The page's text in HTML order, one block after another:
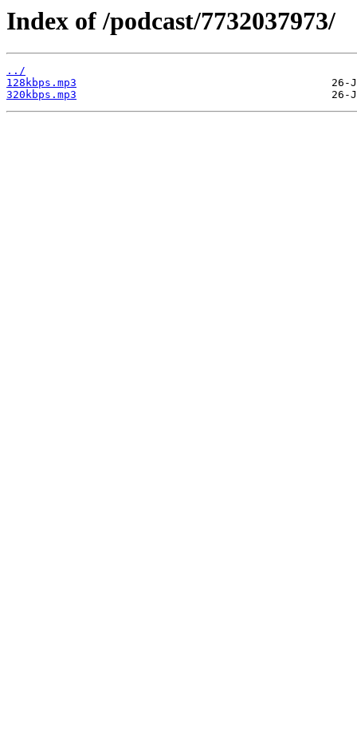
Index of /podcast/7732037973/
../
128kbps.mp3
320kbps.mp3